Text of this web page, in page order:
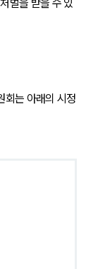
회는 아래의 시정